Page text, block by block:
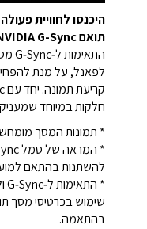
היכנסו לחוויית
תואם NVIDIA G-Sync
לפאנל, על מנת
חלקות במיוחד
* תמונות המסך
להשתנות בהתאם
בהתאמה.